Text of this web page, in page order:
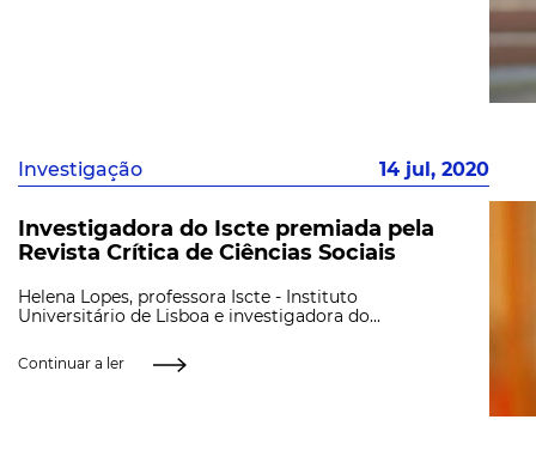
Investigação 14 jul, 2020
Investigadora do Iscte premiada pela
Revista Crítica de Ciências Sociais
Helena Lopes, professora Iscte - Instituto
Universitário de Lisboa e investigadora do...
Continuar a ler